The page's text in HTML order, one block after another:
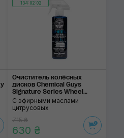
134:02:02
Очиститель колёсных
дисков Chemical Guys
Signature Series Wheel
Cleaner
С эфирными маслами
цитрусовых
715 ₴
630 ₴